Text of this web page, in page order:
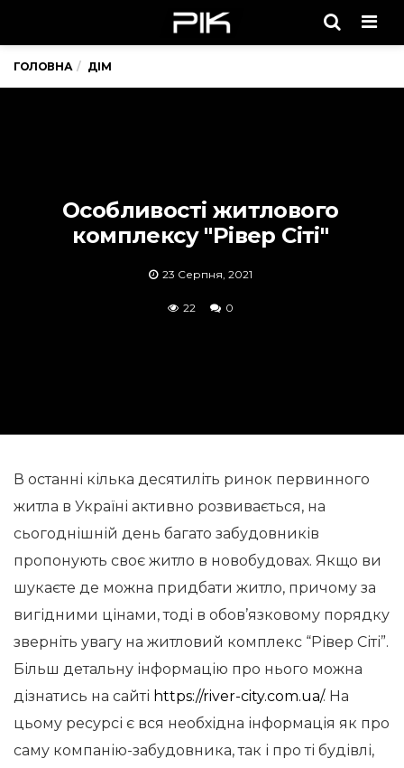
ГОЛОВНА ДІМ
Особливості житлового
комплексу "Рівер Сіті"
23 Серпня, 2021
22 0
В останні кілька десятиліть ринок первинного
житла в Україні активно розвивається, на
сьогоднішній день багато забудовників
пропонують своє житло в новобудовах. Якщо ви
шукаєте де можна придбати житло, причому за
вигідними цінами, тоді в обов’язковому порядку
зверніть увагу на житловий комплекс “Рівер Сіті”.
Більш детальну інформацію про нього можна
дізнатись на сайті https://river-city.com.ua/. На
цьому ресурсі є вся необхідна інформація як про
саму компанію-забудовника, так і про ті будівлі,